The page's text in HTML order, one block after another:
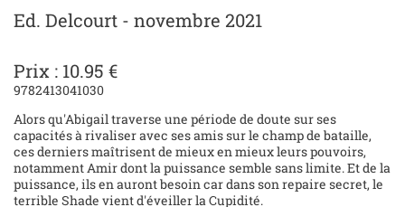
Ed. Delcourt - novembre 2021
Prix : 10.95 €
9782413041030
Alors qu'Abigail traverse une période de doute sur ses
capacités à rivaliser avec ses amis sur le champ de bataille,
ces derniers maîtrisent de mieux en mieux leurs pouvoirs,
notamment Amir dont la puissance semble sans limite. Et de la
puissance, ils en auront besoin car dans son repaire secret, le
terrible Shade vient d'éveiller la Cupidité.